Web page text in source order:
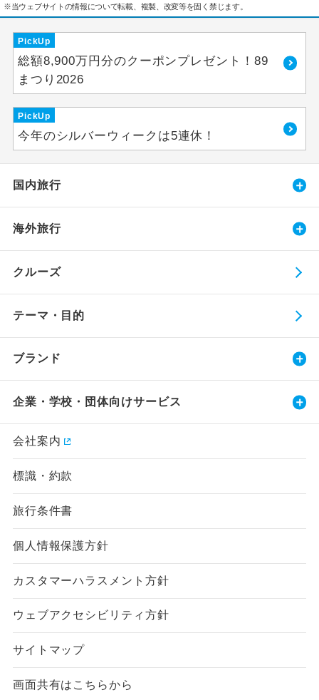
※当ウェブサイトの情報について転載、複製、改変等を固く禁じます。
PickUp
総額8,900万円分のクーポンプレゼント！89
まつり2026
PickUp
今年のシルバーウィークは5連休！
国内旅行
海外旅行
クルーズ
テーマ・目的
ブランド
企業・学校・団体向けサービス
会社案内
標識・約款
旅行条件書
個人情報保護方針
カスタマーハラスメント方針
ウェブアクセシビリティ方針
サイトマップ
画面共有はこちらから